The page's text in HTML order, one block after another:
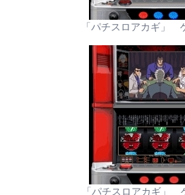
「パチスロアカギ」
「パチスロアカギ」